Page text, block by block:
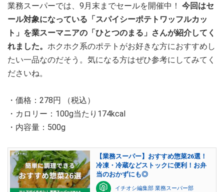
業務スーパーでは、9月末までセールを開催中！ 今回はセ
ール対象になっている「スパイシーポテトワッフルカッ
ト」を業スーマニアの「ひとつのまる」さんが紹介してく
れました。 ホクホク系のポテトがお好きな方におすすめし
たい一品なのだそう。気になる方はぜひ参考にしてみてく
ださいね。
・価格：278円 （税込）
・カロリー：100g当たり174kcal
・内容量：500g
【業務スーパー】おすすめ惣菜26選！
冷凍・冷蔵などストックに便利！お弁
当のおかずにも◎
イチオシ編集部 業務スーパー部